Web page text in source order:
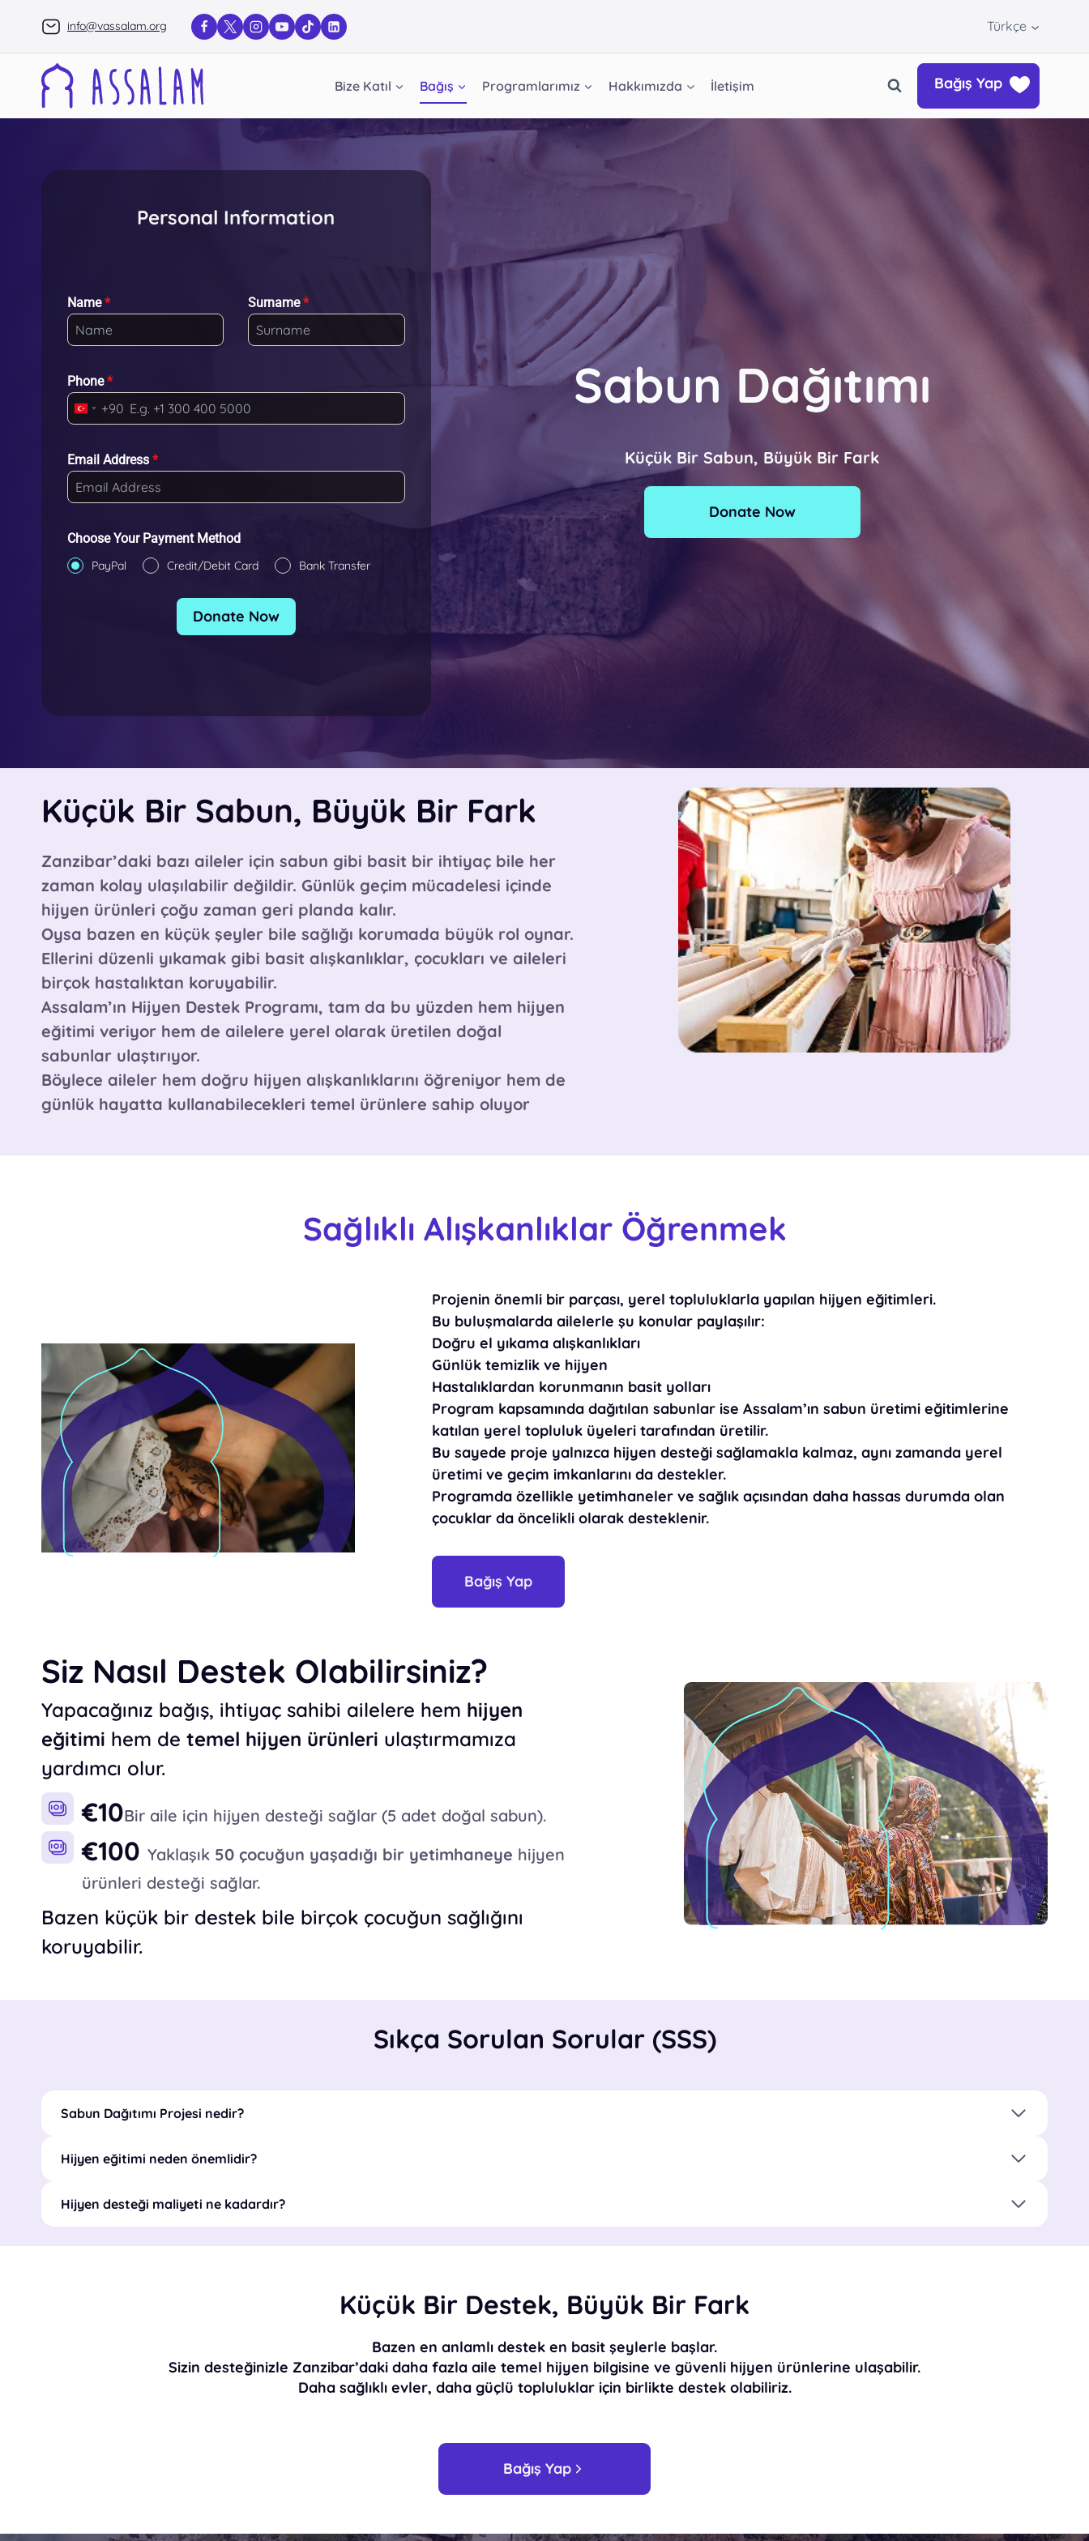
content
info@vassalam.org Türkçe
Bize Katıl Bağış Programlarımız Hakkımızda İletişim Bağış Yap
Personal Information
Name* Surname*
Phone*
T
r
k
e
+
0
+90
Email Address *
Choose Your Payment Method
PayPal Credit/Debit Card Bank Transfer
Donate Now
Sabun Dağıtımı
Küçük Bir Sabun, Büyük Bir Fark
Donate Now
Küçük Bir Sabun, Büyük Bir Fark
Zanzibar’daki bazı aileler için sabun gibi basit bir ihtiyaç bile her
zaman kolay ulaşılabilir değildir. Günlük geçim mücadelesi içinde
hijyen ürünleri çoğu zaman geri planda kalır.
Oysa bazen en küçük şeyler bile sağlığı korumada büyük rol oynar.
Ellerini düzenli yıkamak gibi basit alışkanlıklar, çocukları ve aileleri
birçok hastalıktan koruyabilir.
Assalam’ın Hijyen Destek Programı, tam da bu yüzden hem hijyen
eğitimi veriyor hem de ailelere yerel olarak üretilen doğal
sabunlar ulaştırıyor.
Böylece aileler hem doğru hijyen alışkanlıklarını öğreniyor hem de
günlük hayatta kullanabilecekleri temel ürünlere sahip oluyor
Sağlıklı Alışkanlıklar Öğrenmek
Projenin önemli bir parçası, yerel topluluklarla yapılan hijyen eğitimleri.
Bu buluşmalarda ailelerle şu konular paylaşılır:
Doğru el yıkama alışkanlıkları
Günlük temizlik ve hijyen
Hastalıklardan korunmanın basit yolları
Program kapsamında dağıtılan sabunlar ise Assalam’ınsabun üretimi eğitimlerine
katılan yerel topluluk üyeleri tarafından üretilir.
Bu sayede proje yalnızca hijyen desteği sağlamakla kalmaz, aynı zamanda yerel
üretimi ve geçim imkanlarını da destekler.
Programda özellikle yetimhaneler ve sağlık açısından daha hassas durumda olan
çocuklar da öncelikli olarak desteklenir.
Bağış Yap
Siz Nasıl Destek Olabilirsiniz?
Yapacağınız bağış, ihtiyaç sahibi ailelere hem hijyen
eğitimi hem de temel hijyen ürünleri ulaştırmamıza
yardımcı olur.
€10Bir aile için hijyen desteği sağlar (5 adet doğal sabun).
€100 Yaklaşık 50 çocuğun yaşadığı bir yetimhaneye hijyen
ürünleri desteği sağlar.
Bazen küçük bir destek bile birçok çocuğun sağlığını
koruyabilir.
Sıkça Sorulan Sorular (SSS)
Sabun Dağıtımı Projesi nedir?
Hijyen eğitimi neden önemlidir?
Hijyen desteği maliyeti ne kadardır?
Küçük Bir Destek, Büyük Bir Fark
Bazen en anlamlı destek en basit şeylerle başlar.
Sizin desteğinizle Zanzibar’daki daha fazla aile temel hijyen bilgisine ve güvenli hijyen ürünlerine ulaşabilir.
Daha sağlıklı evler, daha güçlü topluluklar için birlikte destek olabiliriz.
Bağış Yap